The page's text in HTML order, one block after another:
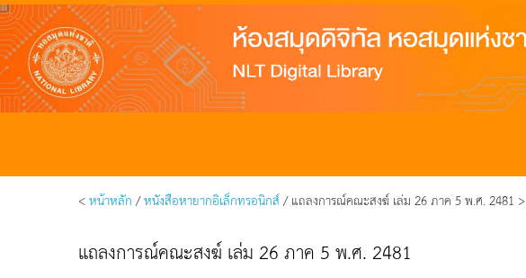
<หน้าหลัก /หนังสือหายากอิเล็กทรอนิกส์/ แถลงการณ์คณะสงฆ์ เล่ม 26 ภาค 5 พ.ศ. 2481 >
แถลงการณ์คณะสงฆ์ เล่ม 26 ภาค 5 พ.ศ. 2481